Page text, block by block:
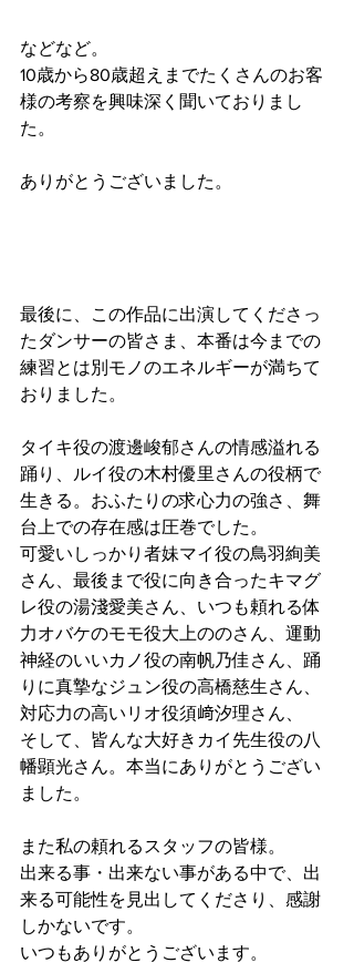
などなど。
10歳から80歳超えまでたくさんのお客
様の考察を興味深く聞いておりまし
た。
ありがとうございました。
最後に、この作品に出演してくださっ
たダンサーの皆さま、本番は今までの
練習とは別モノのエネルギーが満ちて
おりました。
タイキ役の渡邊峻郁さんの情感溢れる
踊り、ルイ役の木村優里さんの役柄で
生きる。おふたりの求心力の強さ、舞
台上での存在感は圧巻でした。
可愛いしっかり者妹マイ役の鳥羽絢美
さん、最後まで役に向き合ったキマグ
レ役の湯淺愛美さん、いつも頼れる体
力オバケのモモ役大上ののさん、運動
神経のいいカノ役の南帆乃佳さん、踊
りに真摯なジュン役の高橋慈生さん、
対応力の高いリオ役須﨑汐理さん、
そして、皆んな大好きカイ先生役の八
幡顕光さん。本当にありがとうござい
ました。
また私の頼れるスタッフの皆様。
出来る事・出来ない事がある中で、出
来る可能性を見出してくださり、感謝
しかないです。
いつもありがとうございます。